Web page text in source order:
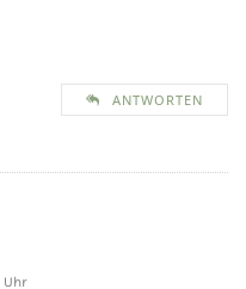
ANTWORTEN
Uhr